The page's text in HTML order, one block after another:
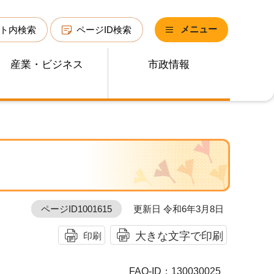
内検索 ページID検索 メニュー
産業・ビジネス 市政情報
ページID1001615 更新日 令和6年3月8日
印刷 大きな文字で印刷
FAQ-ID：130030025